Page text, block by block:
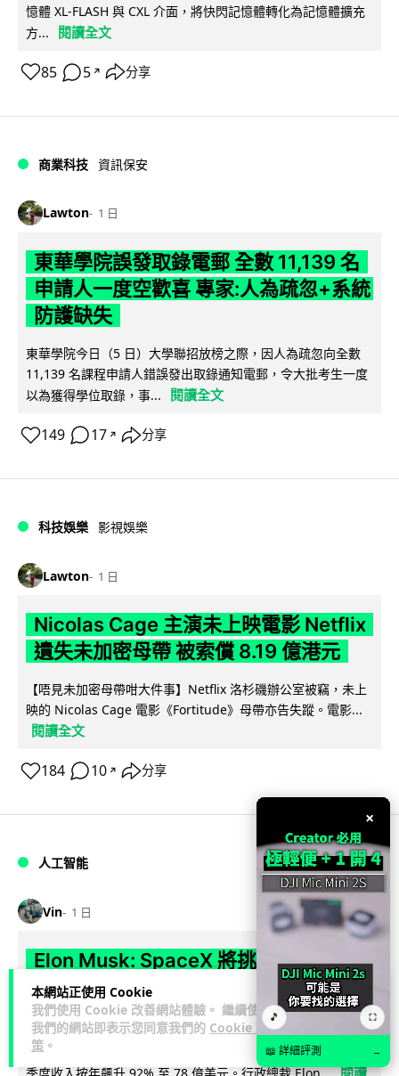
本網站正使用 Cookie
我們使用 Cookie 改善網站體驗。 繼續使用
我們的網站即表示您同意我們的 Cookie 政
策 。
憶體 XL-FLASH 與 CXL 介面，將快閃記憶體轉化為記憶體擴充
方...
閱讀全文
85 5 ↗ 分享
商業科技 資訊保安
Lawton 1 日
東華學院誤發取錄電郵 全數 11,139 名
申請人一度空歡喜 專家:人為疏忽+系統
防護缺失
東華學院今日（5 日）大學聯招放榜之際，因人為疏忽向全數
11,139 名課程申請人錯誤發出取錄通知電郵，令大批考生一度
以為獲得學位取錄，事...
閱讀全文
149 17 ↗ 分享
科技娛樂 影視娛樂
Lawton 1 日
Nicolas Cage 主演未上映電影 Netflix
遺失未加密母帶 被索償 8.19 億港元
【唔見未加密母帶咁大件事】Netflix 洛杉磯辦公室被竊，未上
映的 Nicolas Cage 電影《Fortitude》母帶亦告失蹤。電影...
閱讀全文
184 10 ↗ 分享
人工智能
Vin 1 日
Elon Musk: SpaceX 將挑戰萬億年收
入 目標明年數據中心上太空 Starlink 覆
蓋全球170國
SpaceX 公佈最新第二季業績，受惠 Starlink 與 AI 業務帶動，
×
🎵 ⛶
📖 詳細評測 →